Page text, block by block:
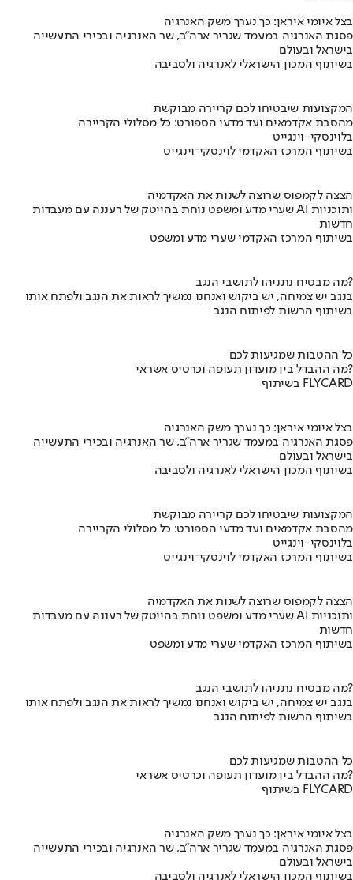
בצל איומי איראן: כך נערך משק האנרגיה
פסגת האנרגיה במעמד שגריר ארה"ב, שר האנרגיה ובכירי התעשייה
בישראל ובעולם
בשיתוף המכון הישראלי לאנרגיה ולסביבה
המקצועות שיבטיחו לכם קריירה מבוקשת
מהסבת אקדמאים ועד מדעי הספורט: כל מסלולי הקריירה
בלוינסקי-וינגייט
בשיתוף המרכז האקדמי לוינסקי־וינגייט
הצצה לקמפוס שרוצה לשנות את האקדמיה
שערי מדע ומשפט נוחת בהייטק של רעננה עם מעבדות AI ותוכניות
חדשות
בשיתוף המרכז האקדמי שערי מדע ומשפט
מה מבטיח נתניהו לתושבי הנגב?
בנגב יש צמיחה, יש ביקוש ואנחנו נמשיך לראות את הנגב ולפתח אותו
בשיתוף הרשות לפיתוח הנגב
כל ההטבות שמגיעות לכם
מה ההבדל בין מועדון תעופה וכרטיס אשראי?
בשיתוף FLYCARD
בצל איומי איראן: כך נערך משק האנרגיה
פסגת האנרגיה במעמד שגריר ארה"ב, שר האנרגיה ובכירי התעשייה
בישראל ובעולם
בשיתוף המכון הישראלי לאנרגיה ולסביבה
המקצועות שיבטיחו לכם קריירה מבוקשת
מהסבת אקדמאים ועד מדעי הספורט: כל מסלולי הקריירה
בלוינסקי-וינגייט
בשיתוף המרכז האקדמי לוינסקי־וינגייט
הצצה לקמפוס שרוצה לשנות את האקדמיה
שערי מדע ומשפט נוחת בהייטק של רעננה עם מעבדות AI ותוכניות
חדשות
בשיתוף המרכז האקדמי שערי מדע ומשפט
מה מבטיח נתניהו לתושבי הנגב?
בנגב יש צמיחה, יש ביקוש ואנחנו נמשיך לראות את הנגב ולפתח אותו
בשיתוף הרשות לפיתוח הנגב
כל ההטבות שמגיעות לכם
מה ההבדל בין מועדון תעופה וכרטיס אשראי?
בשיתוף FLYCARD
בצל איומי איראן: כך נערך משק האנרגיה
פסגת האנרגיה במעמד שגריר ארה"ב, שר האנרגיה ובכירי התעשייה
בישראל ובעולם
בשיתוף המכון הישראלי לאנרגיה ולסביבה